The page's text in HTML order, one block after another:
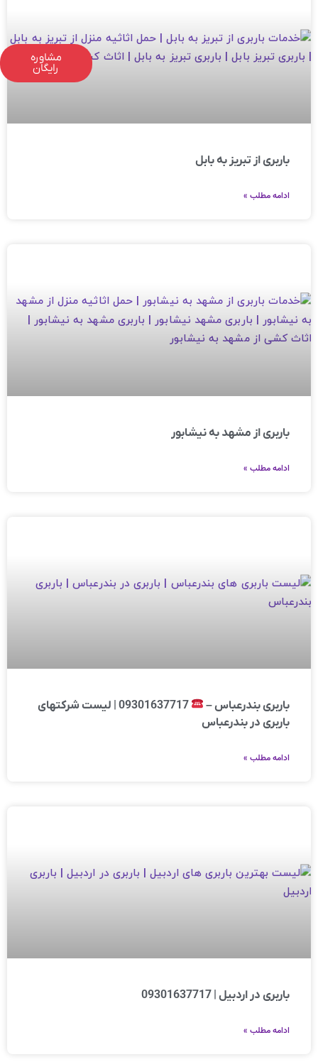
باربری از تبریز به بابل
ادامه مطلب »
باربری از مشهد به نیشابور
ادامه مطلب »
باربری بندرعباس –
09301637717 | لیست شرکتهای
باربری در بندرعباس
ادامه مطلب »
باربری در اردبیل | 09301637717
ادامه مطلب »
مشاوره
رایگان